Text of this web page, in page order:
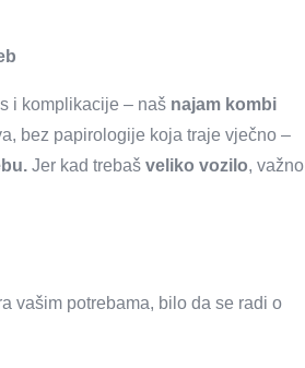
i komplikacije – naš najam kombi
bez papirologije koja traje vječno –
Jer kad trebaš veliko vozilo, važno
vašim potrebama, bilo da se radi o